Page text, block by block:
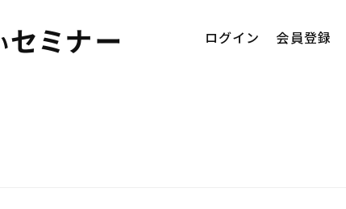
ログイン 会員登録